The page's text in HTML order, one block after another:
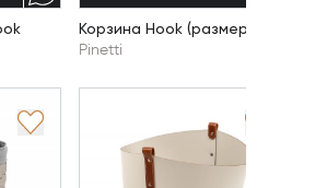
Корзина Hook (размер L)
Pinetti